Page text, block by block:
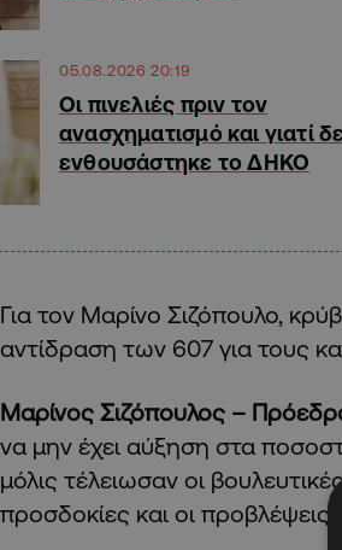
05.08.2026 20:19
Οι πινελιές πριν τον
ανασχηματισμό και γιατί
ενθουσάστηκε το ΔΗΚΟ
Για τον Μαρίνο Σιζόπουλο,
αντίδραση των 607 για τους
Μαρίνος Σιζόπουλος –
να μην έχει αύξηση στα
μόλις τέλειωσαν οι
προσδοκίες και οι προβλέψεις